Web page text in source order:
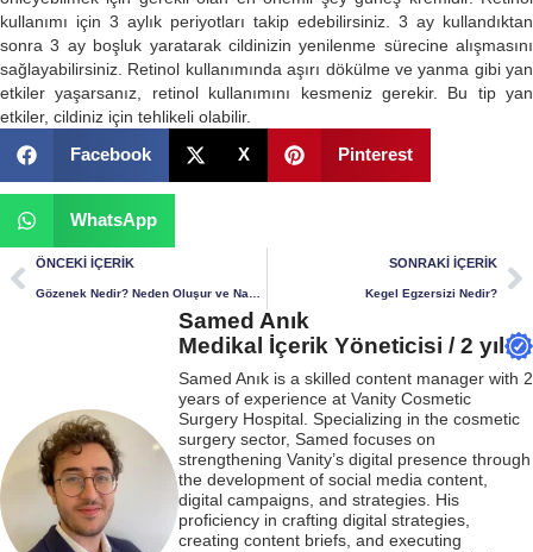
kullanımı için 3 aylık periyotları takip edebilirsiniz. 3 ay kullandıktan
sonra 3 ay boşluk yaratarak cildinizin yenilenme sürecine alışmasını
sağlayabilirsiniz. Retinol kullanımında aşırı dökülme ve yanma gibi yan
etkiler yaşarsanız, retinol kullanımını kesmeniz gerekir. Bu tip yan
etkiler, cildiniz için tehlikeli olabilir.
Facebook X Pinterest
WhatsApp
ÖNCEKI İÇERIK SONRAKI İÇERIK
Kegel Egzersizi Nedir?
Samed Anık
Medikal İçerik Yöneticisi / 2 yıl
Samed Anık is a skilled content manager with 2
years of experience at Vanity Cosmetic
Surgery Hospital. Specializing in the cosmetic
surgery sector, Samed focuses on
strengthening Vanity’s digital presence through
the development of social media content,
digital campaigns, and strategies. His
proficiency in crafting digital strategies,
creating content briefs, and executing